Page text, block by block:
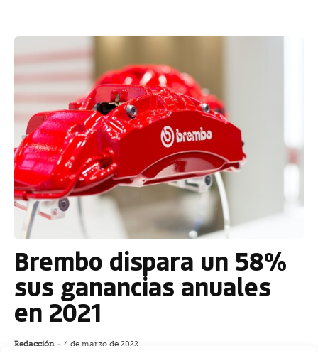
Brembo dispara un 58%
sus ganancias anuales
en 2021
Redacción - 4 de marzo de 2022